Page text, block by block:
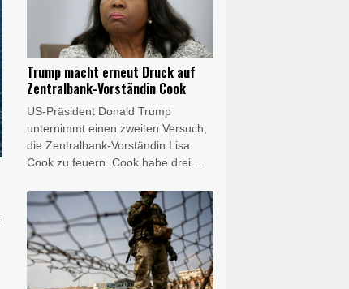
Staatschef zu einem Abendessen.
Vucic erklärte anschließend, er sei
überzeugt, der Besuch werde zur
Entwicklung der Beziehungen und
zur stärkeren Zusammenarbeit
beider Länder beitragen. Serbien ist
traditionell eng mit Russland
verbunden.
Trump macht erneut Druck auf
Zentralbank-Vorständin Cook
US-Präsident Donald Trump
unternimmt einen zweiten Versuch,
die Zentralbank-Vorständin Lisa
Cook zu feuern. Cook habe drei
wegen angeblicher Falschangaben
bei Immobilienkrediten zu
reagieren, heißt es in einem Brief
des Weißen Hauses, der AFP am
Freitag vorlag. Trump hatte bereits
im vergangenen Jahr versucht,